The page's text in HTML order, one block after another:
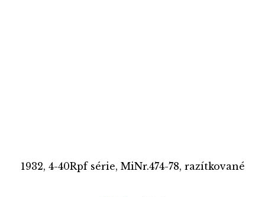
1932, 4-40Rpf série, MiNr.474-78, razítkované